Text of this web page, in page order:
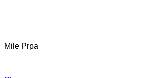
Mile Prpa